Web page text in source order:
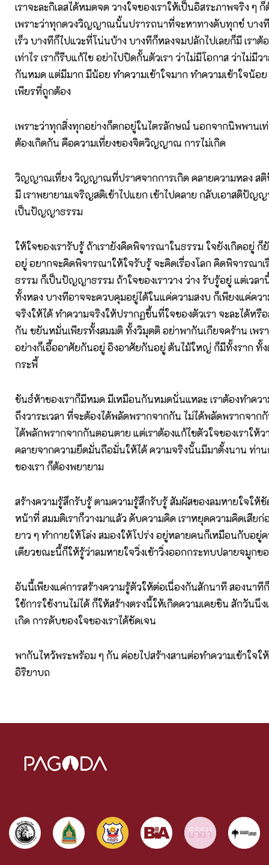
เราจะละกิเลสได้หมดจด วางใจของเราให้เป็นอิสระภาพจริง ๆ
เพราะว่าทุกดวงวิญญาณนั้นปรารถนาที่จะหาทางดับทุกข์ บาง
เร็ว บางทีก็ไปแวะที่โน่นบ้าง บางทีก็หลงจมปลักไปเลยก็มี เราต้
เท่าไร เราก็รีบแก้ไข อย่าไปปิดกั้นตัวเรา ว่าไม่มีโอกาส ว่าไม่
กันหมด แต่มีมาก มีน้อย ทำความเข้าใจมาก ทำความเข้าใจน้อ
เพียรที่ถูกต้อง
เพราะว่าทุกสิ่งทุกอย่างก็ตกอยู่ในไตรลักษณ์ นอกจากนิพพานเ
ต้องเกิดกัน คือความเที่ยงของจิตวิญญาณ การไม่เกิด
วิญญาณเที่ยง วิญญาณที่ปราศจากการเกิด คลายความหลง ส
มี เราพยายามเจริญสติเข้าไปแยก เข้าไปคลาย กลับเอาสติปัญ
เป็นปัญญาธรรม
ให้ใจของเรารับรู้ ถ้าเรายังคิดพิจารณาในธรรม ใจยังเกิดอยู่ ก็
อยู่ อยากจะคิดพิจารณาให้ใจรับรู้ จะคิดเรื่องโลก คิดพิจารณาเ
ธรรม ก็เป็นปัญญาธรรม ถ้าใจของเราวาง ว่าง รับรู้อยู่ แต่เวลา
ทั้งหลง บางทีอาจจะควบคุมอยู่ได้ในแค่ความสงบ ก็เพียงแค่คว
จริงให้ได้ ทำความจริงให้ปรากฏขึ้นที่ใจของตัวเรา จะละได้หรื
กัน ขยันหมั่นเพียรทั้งสมมติ ทั้งวิมุตติ อย่าพากันเกียจคร้าน เพร
อย่างก็เอื้ออาศัยกันอยู่ อิงอาศัยกันอยู่ ต้นไม้ใหญ่ ก็มีทั้งราก ทั้
กระพี้
ขันธ์ห้าของเราก็มีหมด มีเหมือนกันหมดนั่นแหละ เราต้องทำควา
ถึงวาระเวลา ที่จะต้องได้พลัดพรากจากกัน ไม่ได้พลัดพรากจาก
ได้พลักพรากจากกันตอนตาย แต่เราต้องแก้ไขตัวใจของเราให้ว
คลายจากความยึดมั่นถือมั่นให้ได้ ความจริงนั้นมีมาตั้งนาน ท่าน
ของเรา ก็ต้องพยายาม
สร้างความรู้สึกรับรู้ ตามความรู้สึกรับรู้ สัมผัสของลมหายใจให้ชั
หน้าที่ สมมติเราก็วางมาแล้ว ดับความคิด เราหยุดความคิดเสีย
ยาว ๆ ทำกายให้โล่ง สมองให้โปร่ง อยู่หลายคนก็เหมือนกับอยู่
เดียวขณะนี้ก็ให้รู้ว่าลมหายใจวิ่งเข้าวิ่งออกกระทบปลายจมูกขอ
อันนี้เพียงแค่การสร้างความรู้ตัวให้ต่อเนื่องกันสักนาที สองนาที
ใช้การใช้งานไม่ได้ ก็ให้สร้างตรงนี้ให้เกิดความเคยชิน สักวันนึง
เกิด การดับของใจของเราได้ชัดเจน
พากันไหว้พระพร้อม ๆ กัน ค่อยไปสร้างสานต่อทำความเข้าใจใ
อิริยาบถ